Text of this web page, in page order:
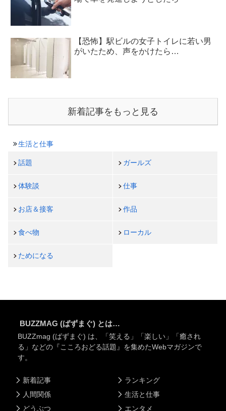
【恐怖】駅ビルの女子トイレに若い男
がいたため、声をかけたら…
新着記事をもっと見る
生活と仕事
話題 ガールズ
体験談 仕事
お店＆接客 作品
食べ物 ローカル
ためになる
BUZZMAG (ばずまぐ) とは…
BUZZmag (ばずまぐ) は、「笑える」「楽しい」「癒され
る」などの『こころおどる話題』を集めたWebマガジンで
す。
新着記事
人間関係
どうぶつ
ランキング
生活と仕事
エンタメ